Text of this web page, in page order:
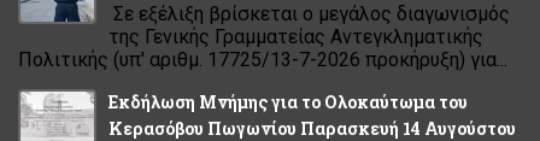
Σε εξέλιξη βρίσκεται ο μεγάλος διαγωνισμός
της Γενικής Γραμματείας Αντεγκληματικής
Πολιτικής (υπ' αριθμ. 17725/13-7-2026 προκήρυξη) για...
Εκδήλωση Μνήμης για το Ολοκαύτωμα του
Κερασόβου Πωγωνίου Παρασκευή 14 Αυγούστου